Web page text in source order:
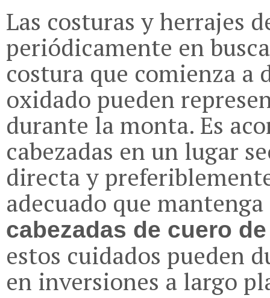
Las costuras y herrajes
periódicamente en
costura que comienza a
oxidado pueden
durante la monta. Es
cabezadas en un lugar
directa y
adecuado que
cabezadas de cuero
estos cuidados pueden
en inversiones a largo